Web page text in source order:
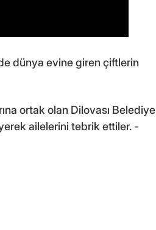
dünya evine giren çiftlerin
ortak olan Dilovası Belediye
ailelerini tebrik ettiler. -